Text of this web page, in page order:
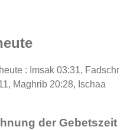
: Imsak 03:31, Fadschr
Maghrib 20:28, Ischaa
der Gebetszeit